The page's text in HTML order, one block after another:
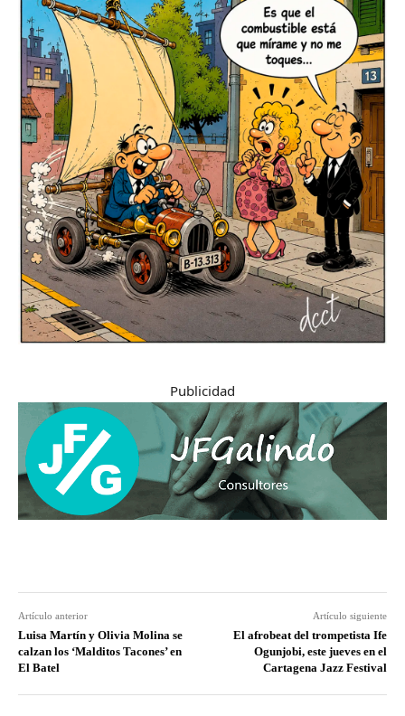
Publicidad
Artículo anterior
Luisa Martín y Olivia Molina se
calzan los ‘Malditos Tacones’ en
El Batel
Artículo siguiente
El afrobeat del trompetista Ife
Ogunjobi, este jueves en el
Cartagena Jazz Festival